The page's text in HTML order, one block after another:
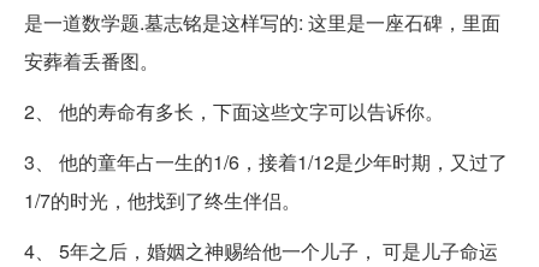
是一道数学题.墓志铭是这样写的: 这里是一座石碑，里面
安葬着丢番图。
2、 他的寿命有多长，下面这些文字可以告诉你。
3、 他的童年占一生的1/6，接着1/12是少年时期，又过了
1/7的时光，他找到了终生伴侣。
4、 5年之后，婚姻之神赐给他一个儿子， 可是儿子命运